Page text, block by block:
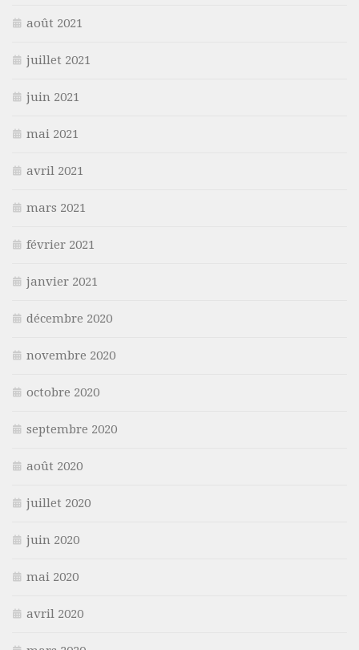
août 2021
juillet 2021
juin 2021
mai 2021
avril 2021
mars 2021
février 2021
janvier 2021
décembre 2020
novembre 2020
octobre 2020
septembre 2020
août 2020
juillet 2020
juin 2020
mai 2020
avril 2020